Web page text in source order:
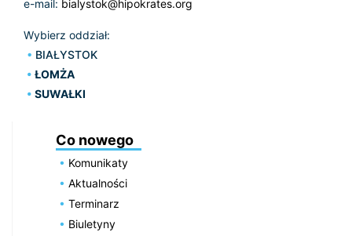
e-mail: bialystok@hipokrates.org
Wybierz oddział:
BIAŁYSTOK
ŁOMŻA
SUWAŁKI
Co nowego
Komunikaty
Aktualności
Terminarz
Biuletyny